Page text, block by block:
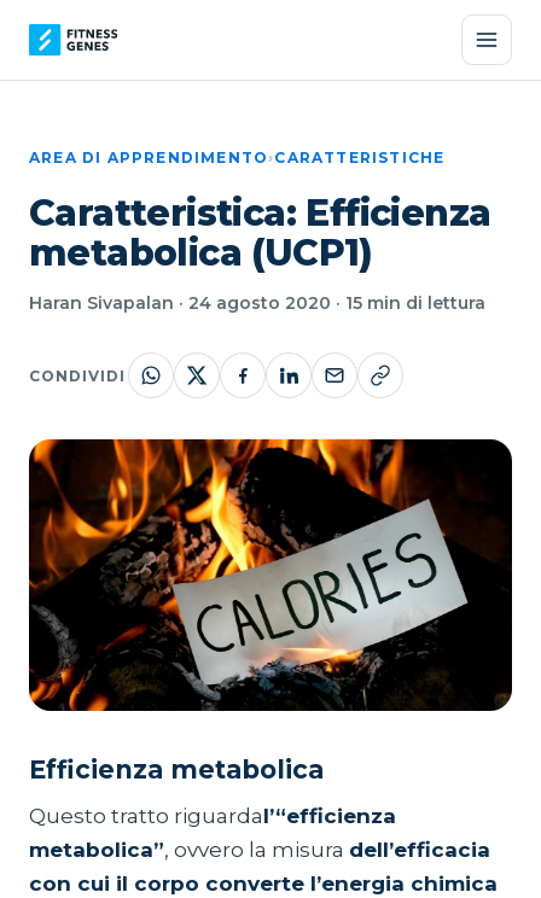
AREA DI APPRENDIMENTO›CARATTERISTICHE
Caratteristica: Efficienza
metabolica (UCP1)
Haran Sivapalan · 24 agosto 2020 · 15 min di lettura
CONDIVIDI
Efficienza metabolica
Questo tratto riguardal’“efficienza
metabolica”, ovvero la misura dell’efficacia
con cui il corpo converte l’energia chimica